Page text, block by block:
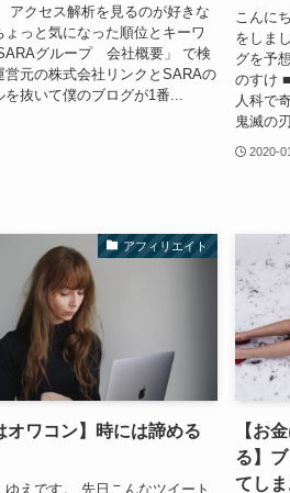
アクセス解析を見るのが好きな
ょっと気になった順位とキーワ
グループ 会社概要」 で検
営元の株式会社リンクとSARAの
抜いて僕のブログが1番...
こんに
をしま
グを予
のすけ
人科で
鬼滅の
2020-
アフィリエイト
オワコン】時には諦める
ゆえです。 先日こんなツイート
【お
る】
てしま